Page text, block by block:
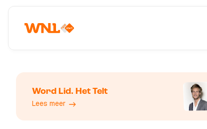
Word Lid. Het Telt
Lees meer